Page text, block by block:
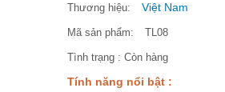
Thương hiệu: Việt Nam
Mã sản phẩm: TL08
Tình trạng : Còn hàng
Tính năng nổi bật :